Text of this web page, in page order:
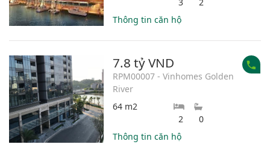
Thông tin căn hộ
7.8 tỷ VND
RPM00007 - Vinhomes Golden
River
64 m2
2
0
Thông tin căn hộ